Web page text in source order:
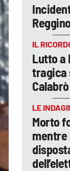
IL
Lutto a
tragica
Calabrò
LE
Morto
mentre